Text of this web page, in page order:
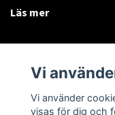
Läs mer
Vi
Vi använder
visas för dig och